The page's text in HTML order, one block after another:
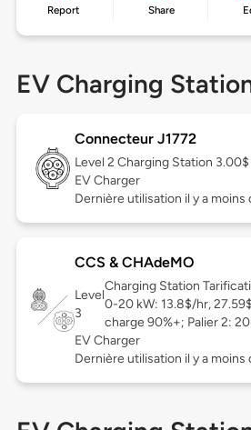
Report Share
EV Charging
Connecteur J1772
Level 2 Charging Station
EV Charger
Dernière utilisation il y a moins
CCS & CHAdeMO
Level
3
Charging Station
0-20 kW: 13.8$/hr,
charge 90%+; Palier 2:
EV Charger
Dernière utilisation il y a moins